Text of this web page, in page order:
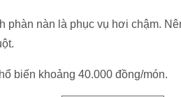
phàn nàn là phục vụ hơi chậm.
biến khoảng 40.000 đồng/món.